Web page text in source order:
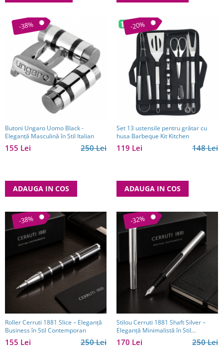
-38%
Butoni Ungaro Uomo Black -
Eleganță Masculină în Stil Italian
250 Lei
155 Lei
ADAUGA IN COS
-20%
Set 13 ustensile pentru grătar cu
husa Barbeque Kit Kitchen
148 Lei
119 Lei
ADAUGA IN COS
-38%
Roller Cerruti 1881 Slice – Eleganță
Business în Stil Contemporan
250 Lei
155 Lei
-32%
Stilou Cerruti 1881 Shaft Silver –
Eleganță Minimalistă în Stil
Executive
250 Lei
170 Lei